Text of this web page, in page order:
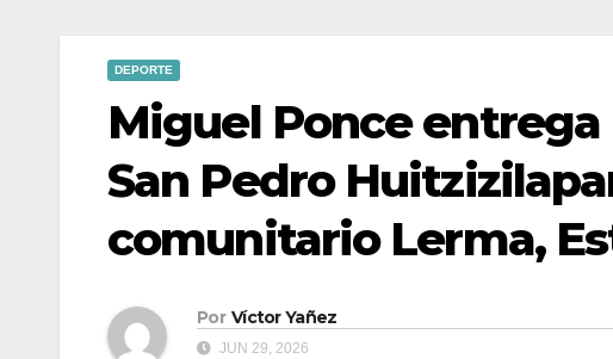
DEPORTE
Miguel Ponce
San Pedro
comunitario Lerma,
Por Víctor Yañez
JUN 29, 2026